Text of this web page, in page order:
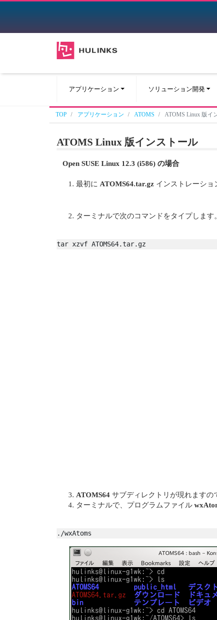
アプリケーション ソリューション開発
TOP アプリケーション ATOMS ATOMS Linux 版イ
ATOMS Linux 版インストール
Open SUSE Linux 12.3 (i586) の場合
最初に ATOMS64.tar.gz インストレーショ
ターミナルで次のコマンドをタイプします。
tar xzvf ATOMS64.tar.gz
ATOMS64 サブディレクトリが現れますの
ターミナルで、プログラムファイル
./wxAtoms